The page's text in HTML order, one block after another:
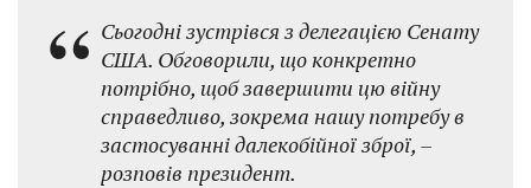
Сьогодні зустрівся з делегацією Сенату
США. Обговорили, що конкретно
потрібно, щоб завершити цю війну
справедливо, зокрема нашу потребу в
застосуванні далекобійної зброї, –
розповів президент.